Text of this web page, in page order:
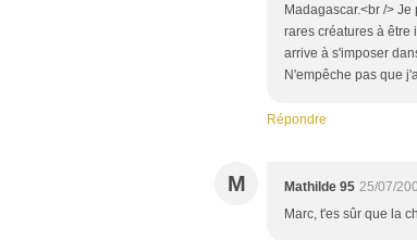
Madagascar.<br />
rares créatures à
arrive à s'imposer
N'empêche pas que
Répondre
M Mathilde 95 25/07/
Marc, t'es sûr que la